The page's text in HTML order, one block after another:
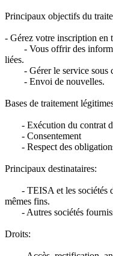
Principaux objectifs du
- Gérez votre inscription en
- Vous offrir des
liées.
- Gérer le service sous
- Envoi de nouvelles.
Bases de traitement
- Exécution du contrat
- Consentement
- Respect des
Principaux destinataires:
- TEISA et les sociétés
mêmes fins.
- Autres sociétés
Droits: